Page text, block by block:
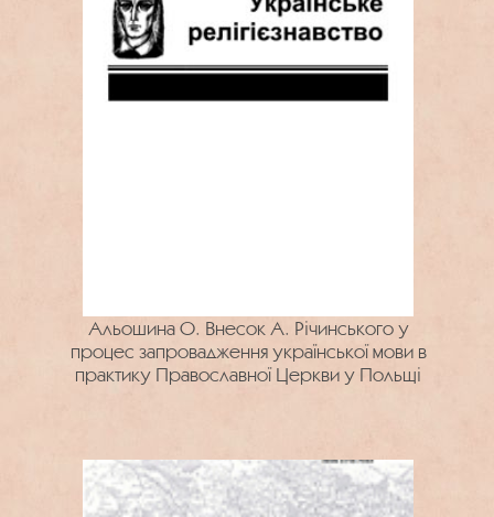
Альошина О. Внесок А. Річинського у
процес запровадження української мови в
практику Православної Церкви у Польщі